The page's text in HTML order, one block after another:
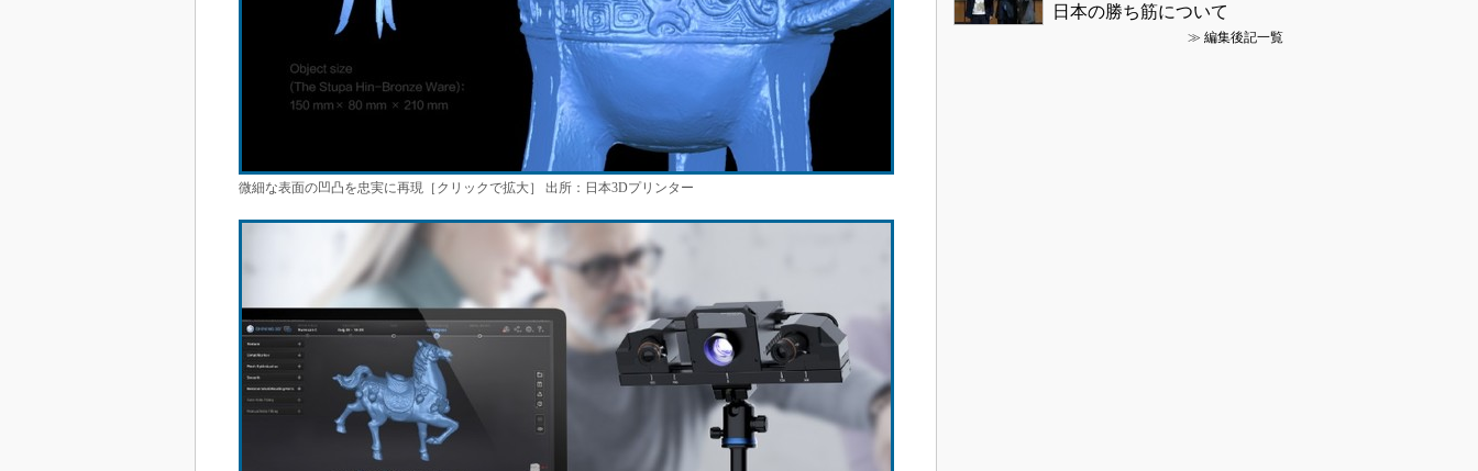
微細な表面の凹凸を忠実に再現［クリックで拡大］ 出所：日本3Dプリンター
日本の勝ち筋について
≫ 編集後記一覧